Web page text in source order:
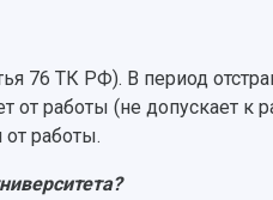
76 ТК РФ). В период
от работы (не допускает
от работы.